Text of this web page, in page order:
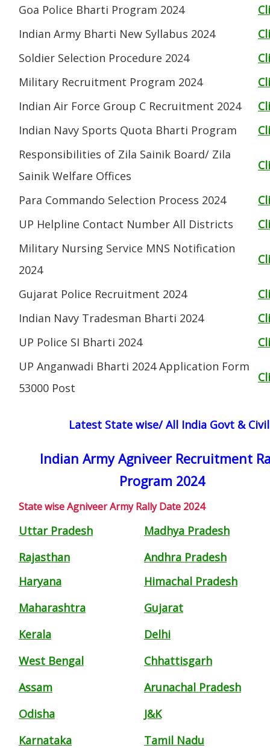
Goa Police Bharti Program 2024
Indian Army Bharti New Syllabus 2024
Soldier Selection Procedure 2024
Military Recruitment Program 2024
Indian Air Force Group C Recruitment 2024
Indian Navy Sports Quota Bharti Program
Responsibilities of Zila Sainik Board/ Zila
Sainik Welfare Offices
Para Commando Selection Process 2024
UP Helpline Contact Number All Districts
Military Nursing Service MNS Notification
2024
Gujarat Police Recruitment 2024
Indian Navy Tradesman Bharti 2024
UP Police SI Bharti 2024
UP Anganwadi Bharti 2024 Application Form
53000 Post
Latest State wise/ All India Govt &
Indian Army Agniveer Recruitment
Program 2024
State wise Agniveer Army Rally Date 2024
Uttar Pradesh
Madhya Pradesh
Rajasthan
Andhra Pradesh
Haryana
Himachal Pradesh
Maharashtra
Gujarat
Kerala
Delhi
West Bengal
Chhattisgarh
Assam
Arunachal Pradesh
Odisha
J&K
Karnataka
Tamil Nadu